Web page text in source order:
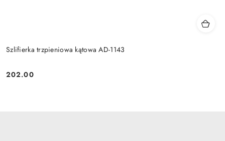
Szlifierka trzpieniowa kątowa AD-1143
Cena:
202.00